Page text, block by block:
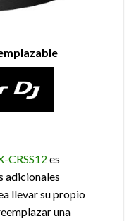
CRSS12 es
adicionales
llevar su propio
una